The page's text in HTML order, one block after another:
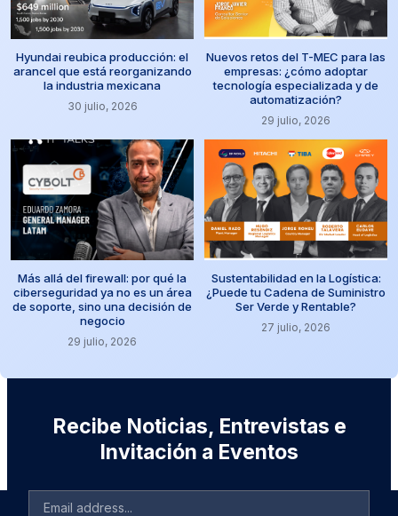
Hyundai reubica producción: el
arancel que está reorganizando
la industria mexicana
30 julio, 2026
Nuevos retos del T-MEC para las
empresas: ¿cómo adoptar
tecnología especializada y de
automatización?
29 julio, 2026
Más allá del firewall: por qué la
ciberseguridad ya no es un área
de soporte, sino una decisión de
negocio
29 julio, 2026
Sustentabilidad en la Logística:
¿Puede tu Cadena de Suministro
Ser Verde y Rentable?
27 julio, 2026
Recibe Noticias, Entrevistas e
Invitación a Eventos